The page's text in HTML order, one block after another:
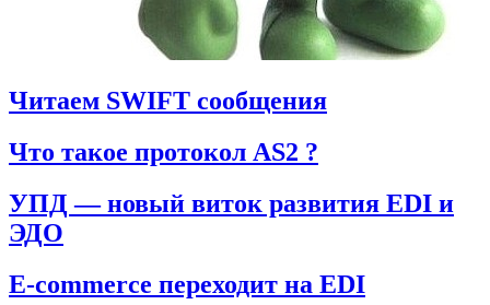
Читаем SWIFT сообщения
Что такое протокол AS2 ?
УПД — новый виток развития EDI и
ЭДО
E-commerce переходит на EDI